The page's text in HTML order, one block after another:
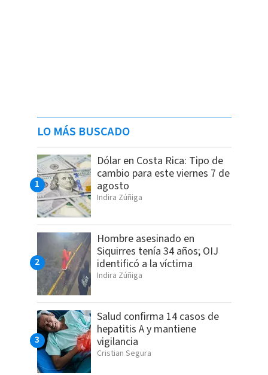
LO MÁS BUSCADO
Dólar en Costa Rica: Tipo de
cambio para este viernes 7 de
agosto
Indira Zúñiga
Hombre asesinado en
Siquirres tenía 34 años; OIJ
identificó a la víctima
Indira Zúñiga
Salud confirma 14 casos de
hepatitis A y mantiene
vigilancia
Cristian Segura